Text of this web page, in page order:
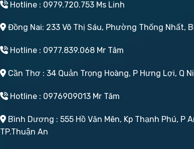
Hotline : 0979.720.753 Ms Linh
Đồng Nai: 233 Võ Thị Sáu, Phường Thống Nhất,
Hotline : 0977.839.068 Mr Tâm
Cần Thơ : 34 Quản Trọng Hoàng, P Hưng Lợi, Q
Hotline : 0976909013 Mr Tâm
Bình Dương : 555 Hồ Văn Mên, Kp Thạnh Phú, P
TP.Thuận An